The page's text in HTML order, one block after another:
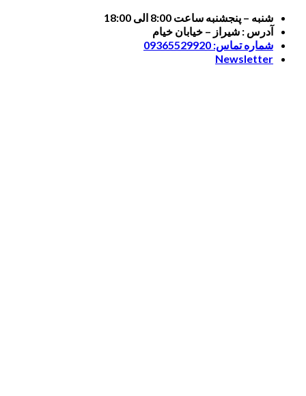
Skip
content
شنبه – پنجشنبه ساعت 8:00 الی 18:00
آدرس : شیراز – خیابان خیام
شماره تماس: 09365529920
Newsletter